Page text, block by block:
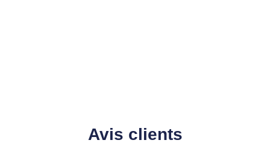
Avis clients